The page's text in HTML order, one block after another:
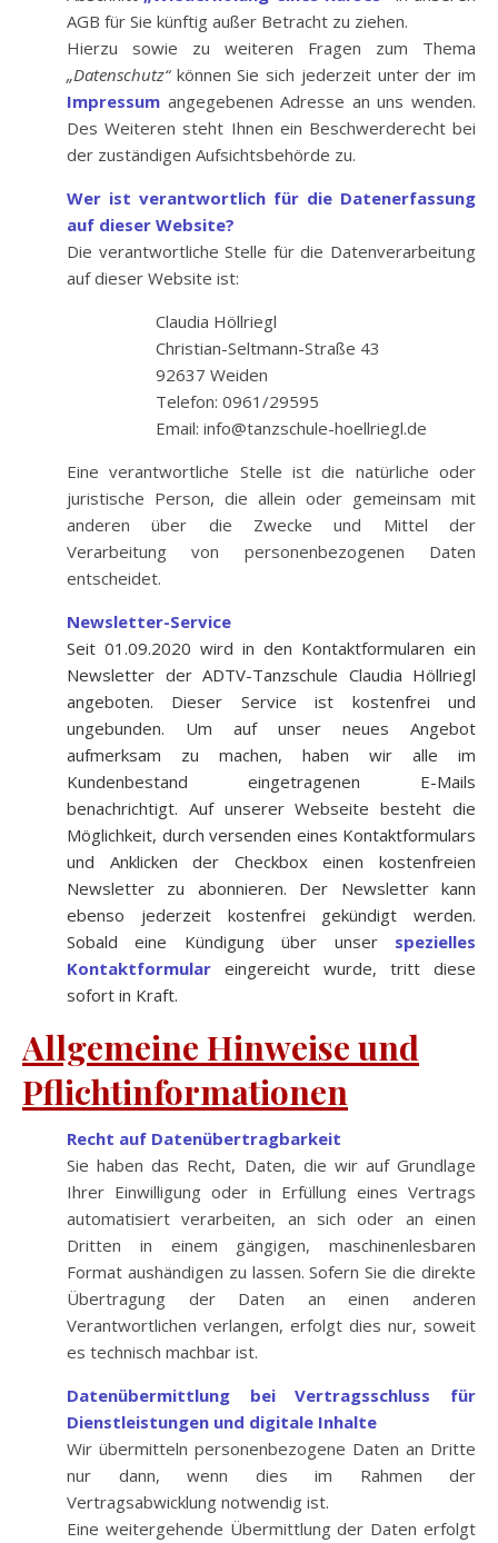
AGB für Sie künftig außer Betracht zu ziehen.
Hierzu sowie zu weiteren Fragen zum Thema
„Datenschutz“können Sie sich jederzeit unter der im
Impressum angegebenen Adresse an uns wenden.
Des Weiteren steht Ihnen ein Beschwerderecht bei
der zuständigen Aufsichtsbehörde zu.
Wer ist verantwortlich für die Datenerfassung
auf dieser Website?
Die verantwortliche Stelle für die Datenverarbeitung
auf dieser Website ist:
Claudia Höllriegl
Christian-Seltmann-Straße 43
92637 Weiden
Telefon: 0961/29595
Email: info@tanzschule-hoellriegl.de
Eine verantwortliche Stelle ist die natürliche oder
juristische Person, die allein oder gemeinsam mit
anderen über die Zwecke und Mittel der
Verarbeitung von personenbezogenen Daten
entscheidet.
Newsletter-Service
Seit 01.09.2020 wird in den Kontaktformularen ein
Newsletter der ADTV-Tanzschule Claudia Höllriegl
angeboten. Dieser Service ist kostenfrei und
ungebunden. Um auf unser neues Angebot
aufmerksam zu machen, haben wir alle im
Kundenbestand eingetragenen E-Mails
benachrichtigt. Auf unserer Webseite besteht die
Möglichkeit, durch versenden eines Kontaktformulars
und Anklicken der Checkbox einen kostenfreien
Newsletter zu abonnieren. Der Newsletter kann
ebenso jederzeit kostenfrei gekündigt werden.
Sobald eine Kündigung über unser spezielles
Kontaktformular eingereicht wurde, tritt diese
sofort in Kraft.
Allgemeine Hinweise und
Pflichtinformationen
Recht auf Datenübertragbarkeit
Sie haben das Recht, Daten, die wir auf Grundlage
Ihrer Einwilligung oder in Erfüllung eines Vertrags
automatisiert verarbeiten, an sich oder an einen
Dritten in einem gängigen, maschinenlesbaren
Format aushändigen zu lassen. Sofern Sie die direkte
Übertragung der Daten an einen anderen
Verantwortlichen verlangen, erfolgt dies nur, soweit
es technisch machbar ist.
Datenübermittlung bei Vertragsschluss für
Dienstleistungen und digitale Inhalte
Wir übermitteln personenbezogene Daten an Dritte
nur dann, wenn dies im Rahmen der
Vertragsabwicklung notwendig ist.
Eine weitergehende Übermittlung der Daten erfolgt